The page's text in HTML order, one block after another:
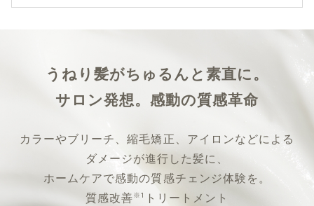
うねり髪がちゅるんと素直に。
サロン発想。感動の質感革命
カラーやブリーチ、縮毛矯正、アイロンなどによる
ダメージが進行した髪に、
ホームケアで感動の質感チェンジ体験を。
質感改善※1 トリートメント